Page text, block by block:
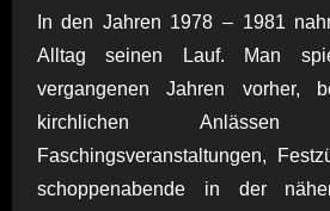
In den Jahren 1978 – 1981
Alltag seinen Lauf. Man
vergangenen Jahren vorher,
kirchlichen
Faschingsveranstaltungen,
schoppenabende in der